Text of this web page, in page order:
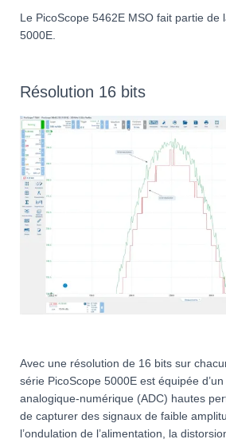
Le PicoScope 5462E MSO fait partie de
5000E.
Résolution 16 bits
Avec une résolution de 16 bits sur
série PicoScope 5000E est équipée
analogique-numérique (ADC) hautes
de capturer des signaux de faible
l’ondulation de l’alimentation, la